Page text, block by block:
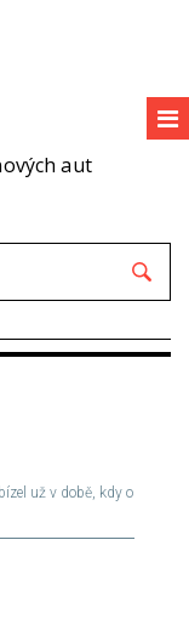
aut
už v době, kdy o